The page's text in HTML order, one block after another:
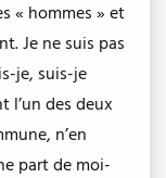
« hommes » et
Je ne suis pas
je, suis-je
l’un des deux
n’en
part de moi-